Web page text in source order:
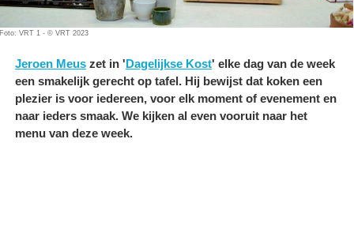
Foto: VRT 1 - © VRT 2023
Jeroen Meus zet in 'Dagelijkse Kost' elke dag van de week
een smakelijk gerecht op tafel. Hij bewijst dat koken een
plezier is voor iedereen, voor elk moment of evenement en
naar ieders smaak. We kijken al even vooruit naar het
menu van deze week.